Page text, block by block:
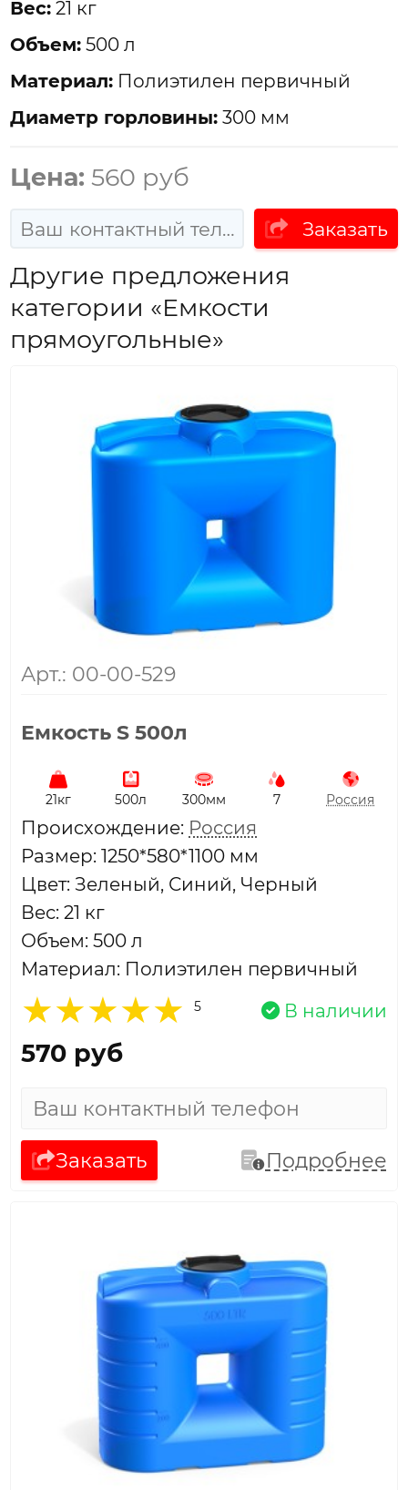
Вес: 21 кг
Объем: 500 л
Материал: Полиэтилен первичный
Диаметр горловины: 300 мм
Цена: 560 руб
Заказать
Другие предложения
категории «Емкости
прямоугольные»
Арт.: 00-00-529
Емкость S 500л
21кг 500л 300мм 7 Россия
Проиcхождение: Россия
Размер: 1250*580*1100 мм
Цвет: Зеленый, Синий, Черный
Вес: 21 кг
Объем: 500 л
Материал: Полиэтилен первичный
5 В наличии
570 руб
Заказать Подробнее